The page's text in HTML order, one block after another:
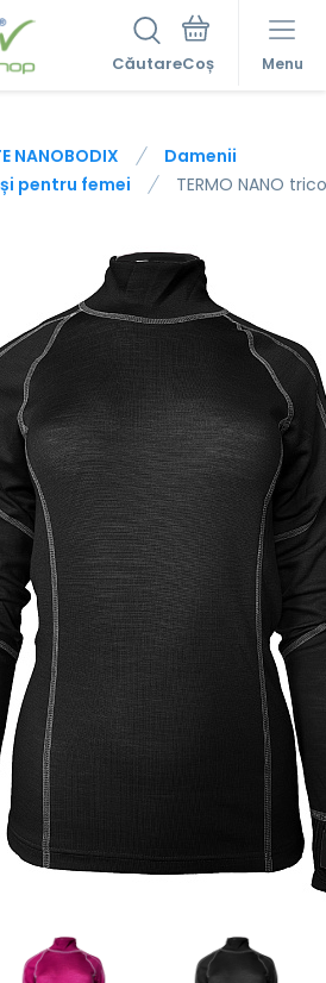
Căutare Menu
NANOBODIX
Damenii
pentru femei
TERMO NANO